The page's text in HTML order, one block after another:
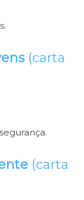
(carta
(carta